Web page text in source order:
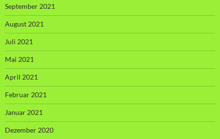
September 2021
August 2021
Juli 2021
Mai 2021
April 2021
Februar 2021
Januar 2021
Dezember 2020